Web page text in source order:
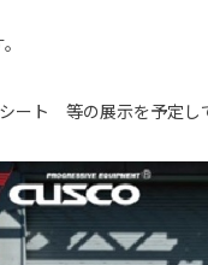
ート 等の展示を予定し